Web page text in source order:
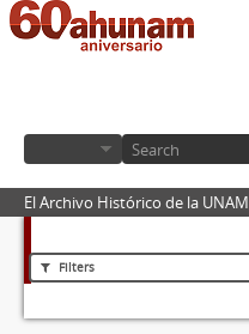
El Archivo Histórico de la UNAM
Filters